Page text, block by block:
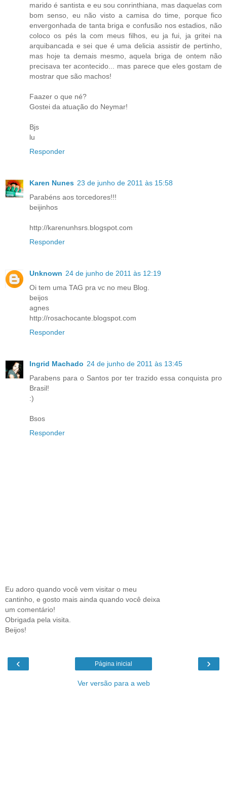
marido é santista e eu sou conrinthiana, mas daquelas com
bom senso, eu não visto a camisa do time, porque fico
envergonhada de tanta briga e confusão nos estadios, não
coloco os pés la com meus filhos, eu ja fui, ja gritei na
arquibancada e sei que é uma delicia assistir de pertinho,
mas hoje ta demais mesmo, aquela briga de ontem não
precisava ter acontecido... mas parece que eles gostam de
mostrar que são machos!
Faazer o que né?
Gostei da atuação do Neymar!
Bjs
lu
Responder
Karen Nunes 23 de junho de 2011 às 15:58
Parabéns aos torcedores!!!
beijinhos
http://karenunhsrs.blogspot.com
Responder
Unknown 24 de junho de 2011 às 12:19
Oi tem uma TAG pra vc no meu Blog.
beijos
agnes
http://rosachocante.blogspot.com
Responder
Ingrid Machado 24 de junho de 2011 às 13:45
Parabens para o Santos por ter trazido essa conquista pro
Brasil!
:)
Bsos
Responder
Eu adoro quando você vem visitar o meu
cantinho, e gosto mais ainda quando você deixa
um comentário!
Obrigada pela visita.
Beijos!
‹ ›
Página inicial
Ver versão para a web